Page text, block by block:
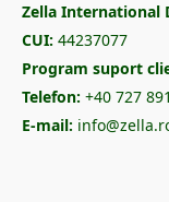
Zella International
CUI: 44237077
Program suport
Telefon: +40 727
E-mail: